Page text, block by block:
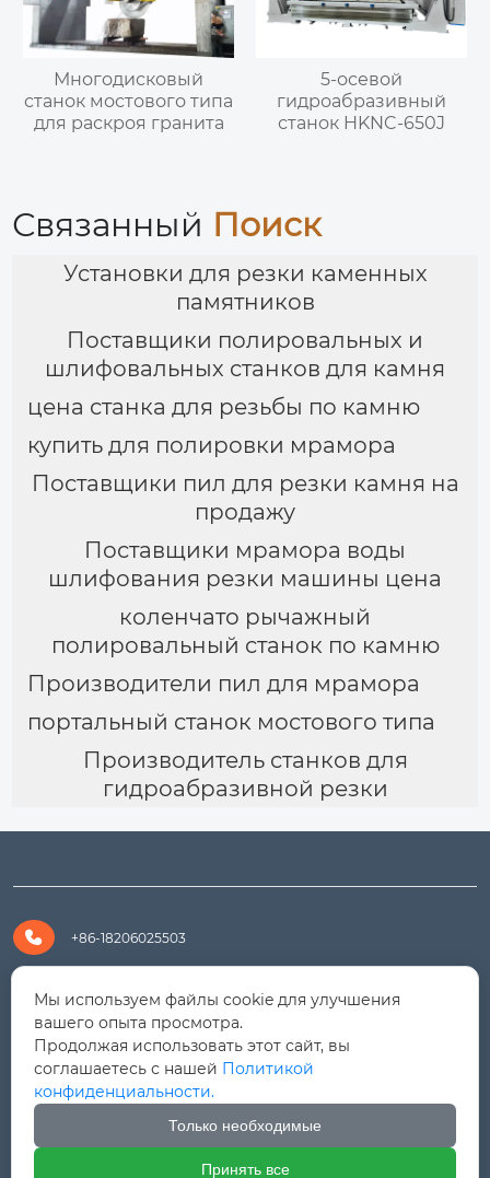
Многодисковый
станок мостового типа
для раскроя гранита
5-осевой
гидроабразивный
станок HKNC-650J
Связанный Поиск
Установки для резки каменных
памятников
Поставщики полировальных и
шлифовальных станков для камня
цена станка для резьбы по камню
купить для полировки мрамора
Поставщики пил для резки камня на
продажу
Поставщики мрамора воды
шлифования резки машины цена
коленчато рычажный
полировальный станок по камню
Производители пил для мрамора
портальный станок мостового типа
Производитель станков для
гидроабразивной резки
 +86-18206025503
 +8618206025503
 yanali@hualongm.com

351144, Китай, пров.Фуцзянь, г. Путянь, район Личэн,
промышленная зона Хуанши

Мы используем файлы cookie для улучшения
вашего опыта просмотра.
Продолжая использовать этот сайт, вы
соглашаетесь с нашей Политикой
конфиденциальности.
Только необходимые
Принять все